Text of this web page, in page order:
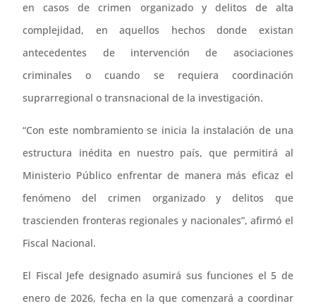
en casos de crimen organizado y delitos de alta
complejidad, en aquellos hechos donde existan
antecedentes de intervención de asociaciones
criminales o cuando se requiera coordinación
suprarregional o transnacional de la investigación.
“Con este nombramiento se inicia la instalación de una
estructura inédita en nuestro país, que permitirá al
Ministerio Público enfrentar de manera más eficaz el
fenómeno del crimen organizado y delitos que
trascienden fronteras regionales y nacionales”, afirmó el
Fiscal Nacional.
El Fiscal Jefe designado asumirá sus funciones el 5 de
enero de 2026, fecha en la que comenzará a coordinar